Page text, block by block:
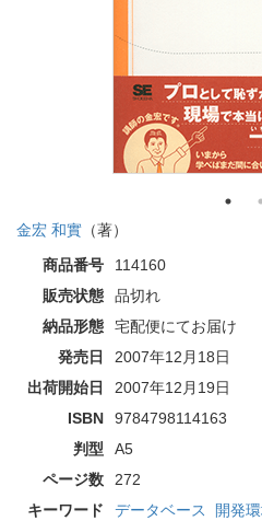
金宏 和實 （著）
商品番号
114160
販売状態
品切れ
納品形態
宅配便にてお届け
発売日
2007年12月18日
出荷開始日
2007年12月19日
ISBN
9784798114163
判型
A5
ページ数
272
キーワード
データベース 開発